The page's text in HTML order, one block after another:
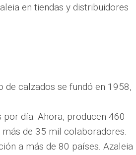
en tiendas y distribuidores
de calzados se fundó en 1958,
día. Ahora, producen 460
de 35 mil colaboradores.
a más de 80 países. Azaleia